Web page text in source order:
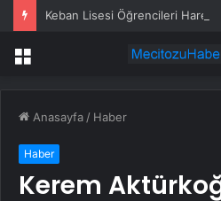
Keban Lisesi Öğrencileri
Menü
Anasayfa / Haber
Haber
Kerem